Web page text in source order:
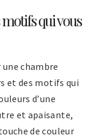
qui vous
chambre
et des motifs qui
d’une
et apaisante,
de couleur